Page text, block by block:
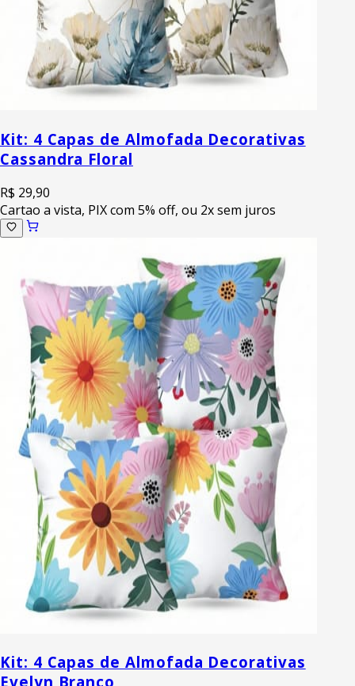
Kit: 4 Capas de Almofada Decorativas
Cassandra Floral
R$ 29,90
Cartao a vista, PIX com 5% off, ou 2x sem juros
Kit: 4 Capas de Almofada Decorativas
Evelyn Branco